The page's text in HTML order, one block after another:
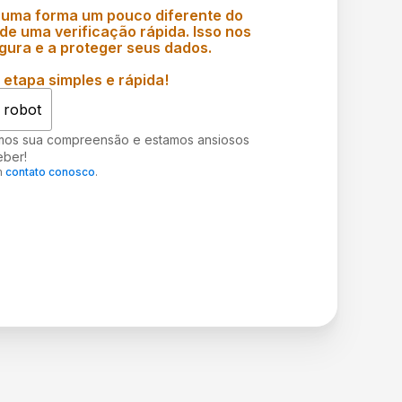
forma um pouco diferente do
uma verificação rápida. Isso nos
e a proteger seus dados.
simples e rápida!
robot
sua compreensão e estamos ansiosos
contato conosco.